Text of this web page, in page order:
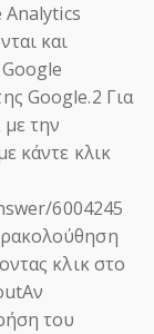
Analytics
και
Google.2 Για
την
κάντε κλικ
6004245
κλικ στο
του